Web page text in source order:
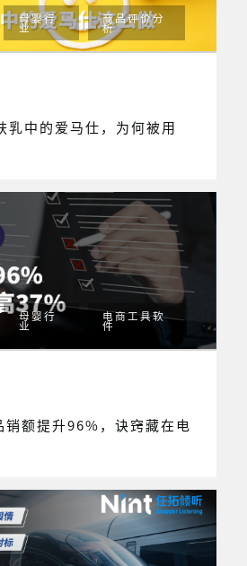
母婴行
业
商品评价分
析
乳中的爱马仕，为何被用
母婴行
业
电商工具软
件
销额提升96%，诀窍藏在电